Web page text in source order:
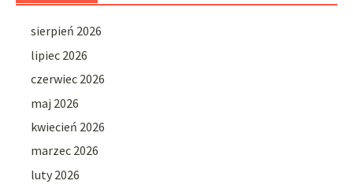
sierpień 2026
lipiec 2026
czerwiec 2026
maj 2026
kwiecień 2026
marzec 2026
luty 2026